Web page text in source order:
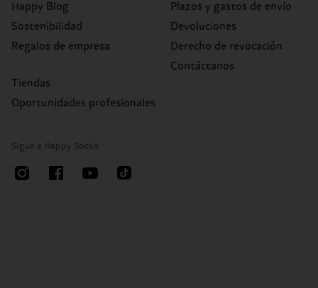
Happy Blog
Sostenibilidad
Regalos de empresa
Tiendas
Oportunidades profesionales
Plazos y gastos de envío
Devoluciones
Derecho de revocación
Contáctanos
Sigue a Happy Socks